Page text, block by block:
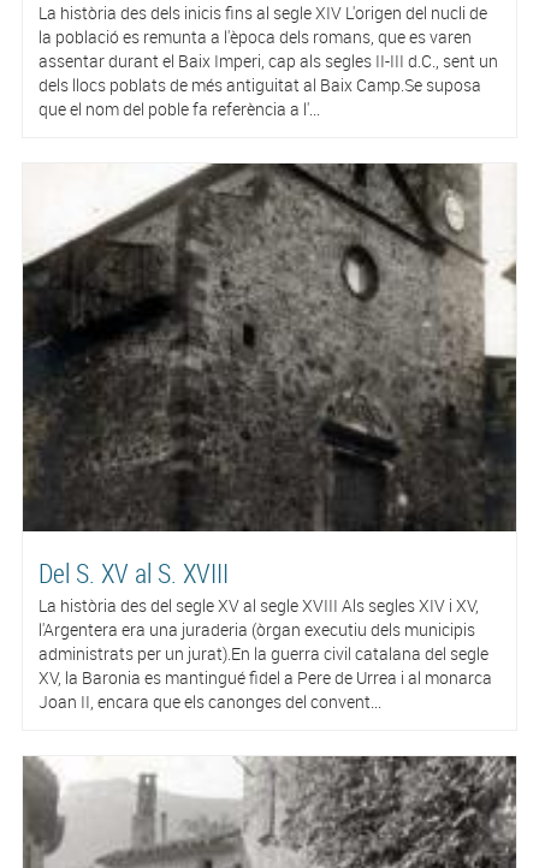
La història des dels inicis fins al segle XIV L'origen del nucli de
la població es remunta a l'època dels romans, que es varen
assentar durant el Baix Imperi, cap als segles II-III d.C., sent un
dels llocs poblats de més antiguitat al Baix Camp.Se suposa
que el nom del poble fa referència a l'...
Del S. XV al S. XVIII
La història des del segle XV al segle XVIII Als segles XIV i XV,
l'Argentera era una juraderia (òrgan executiu dels municipis
administrats per un jurat).En la guerra civil catalana del segle
XV, la Baronia es mantingué fidel a Pere de Urrea i al monarca
Joan II, encara que els canonges del convent...